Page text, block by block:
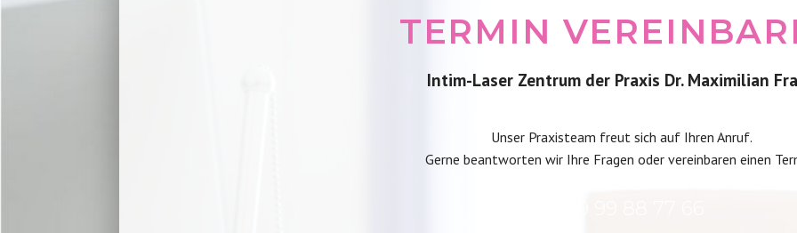
TERMIN
Intim-Laser Zentrum der Praxis Dr. Maximilian
Unser Praxisteam freut sich auf Ihren Anruf.
Gerne beantworten wir Ihre Fragen oder vereinbaren einen